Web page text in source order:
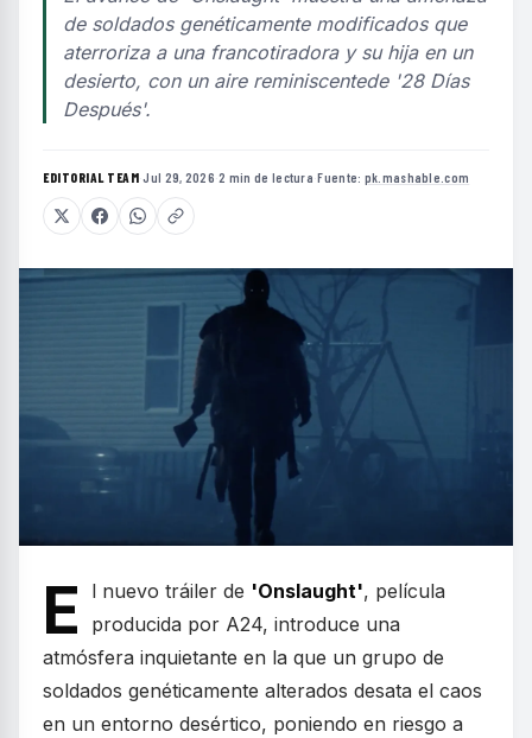
de soldados genéticamente modificados que
aterroriza a una francotiradora y su hija en un
desierto, con un aire reminiscentede '28 Días
Después'.
EDITORIAL TEAM·Jul 29, 2026·2 min de lectura·Fuente: pk.mashable.com
E l nuevo tráiler de 'Onslaught', película
producida por A24, introduce una
atmósfera inquietante en la que un grupo de
soldados genéticamente alterados desata el caos
en un entorno desértico, poniendo en riesgo a